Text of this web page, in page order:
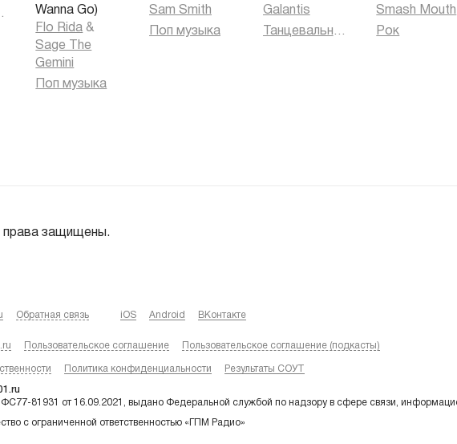
Wanna Go)
Flo Rida &
Sage The
Gemini
Поп музыка
Sam Smith
Поп музыка
Galantis
Танцевальная музыка
Smash Mouth
Рок
защищены.
Обратная связь iOS Android ВКонтакте
Пользовательское соглашение Пользовательское соглашение (подкасты)
Политика конфиденциальности Результаты СОУТ
81931 от 16.09.2021, выдано Федеральной службой по надзору в сфере связи,
с ограниченной ответственностью «ГПМ Радио»